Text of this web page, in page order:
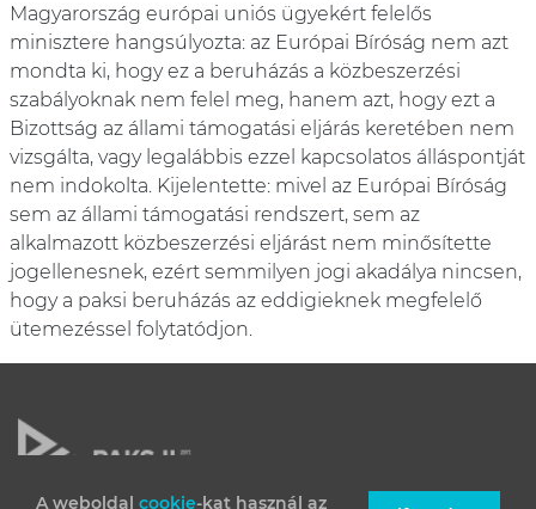
A weboldal cookie-kat használ az
Magyarország európai uniós ügyekért felelős
minisztere hangsúlyozta: az Európai Bíróság nem azt
mondta ki, hogy ez a beruházás a közbeszerzési
szabályoknak nem felel meg, hanem azt, hogy ezt a
Bizottság az állami támogatási eljárás keretében nem
vizsgálta, vagy legalábbis ezzel kapcsolatos álláspontját
nem indokolta. Kijelentette: mivel az Európai Bíróság
sem az állami támogatási rendszert, sem az
alkalmazott közbeszerzési eljárást nem minősítette
jogellenesnek, ezért semmilyen jogi akadálya nincsen,
hogy a paksi beruházás az eddigieknek megfelelő
ütemezéssel folytatódjon.